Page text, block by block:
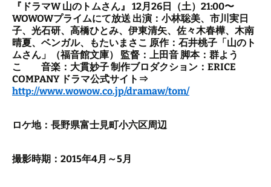
『ドラマW 山のトムさん』 12月26日（土）21:00〜
WOWOWプライムにて放送 出演：小林聡美、市川実日
子、光石研、高橋ひとみ、伊東清矢、佐々木春樺、木南
晴夏、ベンガル、もたいまさこ 原作：石井桃子「山のト
ムさん」（福音館文庫） 監督：上田音 脚本：群よう
こ 音楽：大貫妙子 制作ブロダクション：ERICE
COMPANY ドラマ公式サイト⇒
http://www.wowow.co.jp/dramaw/tom/
ロケ地：長野県富士見町小六区周辺
撮影時期：2015年4月～5月